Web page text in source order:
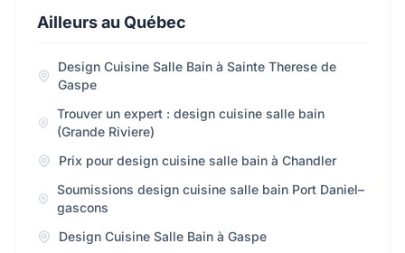
Ailleurs au Québec
Design Cuisine Salle Bain à Sainte Therese de
Gaspe
Trouver un expert : design cuisine salle bain
(Grande Riviere)
Prix pour design cuisine salle bain à Chandler
Soumissions design cuisine salle bain Port Daniel–
gascons
Design Cuisine Salle Bain à Gaspe